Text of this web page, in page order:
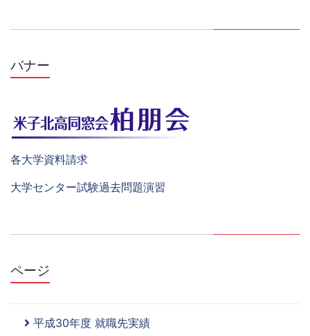
バナー
各大学資料請求
大学センター試験過去問題演習
ページ
平成30年度 就職先実績